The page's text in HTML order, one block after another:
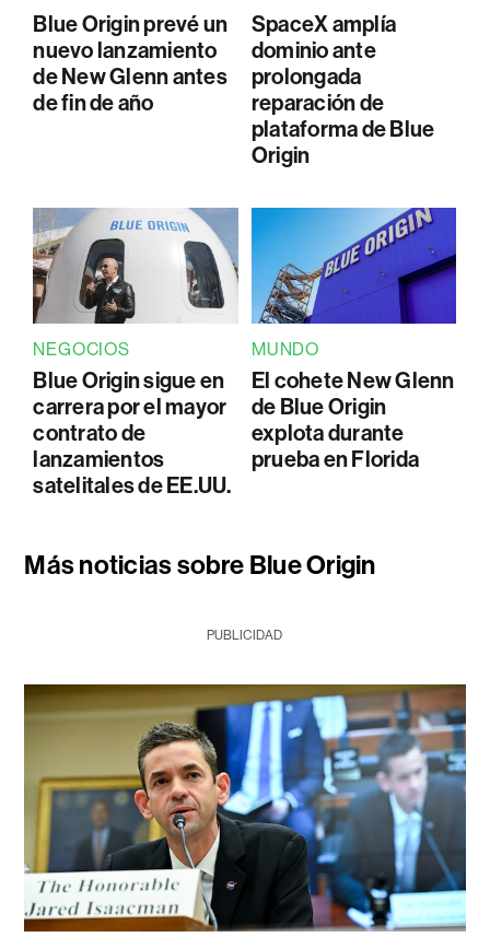
Blue Origin prevé un
nuevo lanzamiento
de New Glenn antes
de fin de año
SpaceX amplía
dominio ante
prolongada
reparación de
plataforma de Blue
Origin
NEGOCIOS
Blue Origin sigue en
carrera por el mayor
contrato de
lanzamientos
satelitales de EE.UU.
MUNDO
El cohete New Glenn
de Blue Origin
explota durante
prueba en Florida
Más noticias sobre Blue Origin
PUBLICIDAD